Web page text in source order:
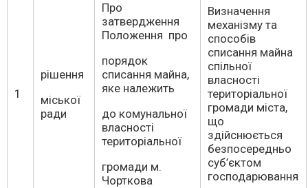
1
рішення
міської
ради
Про
затвердження
Положення про
порядок
списання майна,
яке належить
до комунальної
власності
територіальної
громади м.
Чорткова
Визначення
механізму та
способів
списання майна
спільної
власності
територіальної
громади міста,
що
здійснюється
безпосередньо
суб’єктом
господарювання